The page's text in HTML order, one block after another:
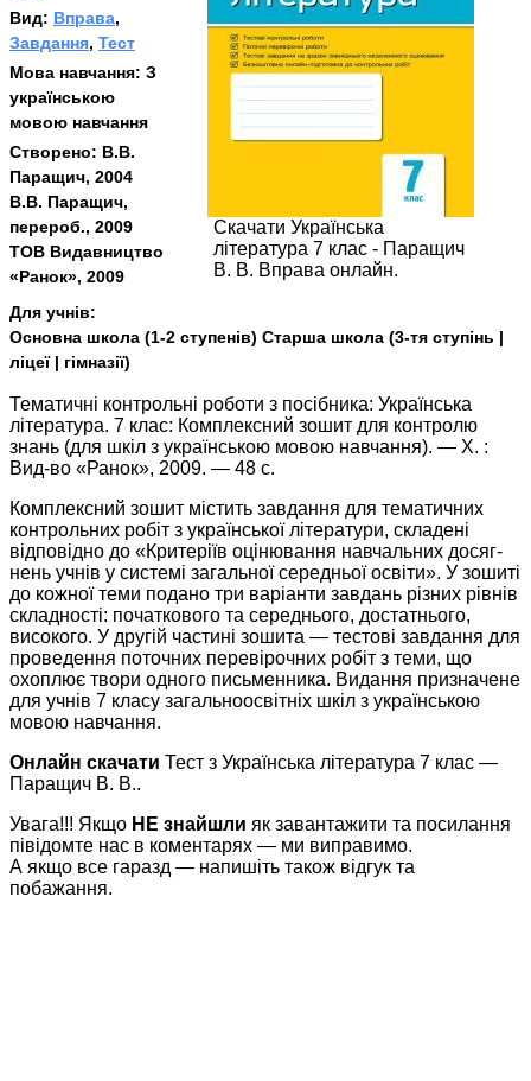
Скачати Українська
література 7 клас - Паращич
В. В. Вправа онлайн.
Вид: Вправа,
Завдання, Тест
Мова навчання: З
українською
мовою навчання
Створено: В.В.
Паращич, 2004
В.В. Паращич,
перероб., 2009
ТОВ Видавництво
«Ранок», 2009
Для учнів:
Основна школа (1-2 ступенів) Старша школа (3-тя ступінь |
ліцеї | гімназії)
Тематичні контрольні роботи з посібника: Українська
література. 7 клас: Комплексний зошит для контролю
знань (для шкіл з українською мовою навчання). — Х. :
Вид-во «Ранок», 2009. — 48 с.
Комплексний зошит містить завдання для тематичних
контрольних робіт з української літератури, складені
відповідно до «Критеріїв оцінювання навчальних досяг­
нень учнів у системі загальної середньої освіти». У зошиті
до кожної теми подано три варіанти завдань різних рівнів
складності: початкового та середнього, достатнього,
високого. У другій частині зошита — тестові завдання для
проведення поточних перевірочних робіт з теми, що
охоплює твори одного письменника. Видання призначене
для учнів 7 класу загальноосвітніх шкіл з українською
мовою навчання.
Онлайн скачати Тест з Українська література 7 клас —
Паращич В. В..
Увага!!! Якщо НЕ знайшли як завантажити та посилання
півідомте нас в коментарях — ми виправимо.
А якщо все гаразд — напишіть також відгук та
побажання.